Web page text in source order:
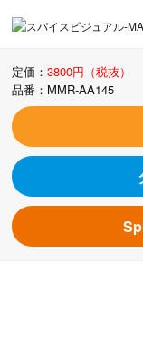
定価：3800円（税抜）
品番：MMR-AA145